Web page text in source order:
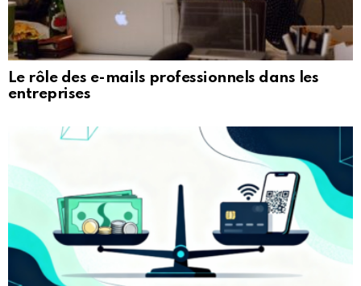
Le rôle des e-mails professionnels dans les
entreprises